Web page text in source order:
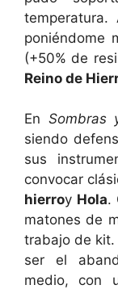
poniéndome
(+50% de
Reino de
En Sombras
siendo
sus
convocar
hierroy Hola.
matones de
trabajo de kit.
ser el
medio, con